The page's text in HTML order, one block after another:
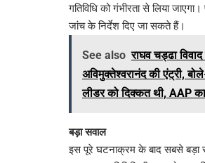
गतिविधि को गंभीरता से लिया
जांच के निर्देश दिए जा सकते हैं।
See also राघव चड्ढा
अविमुक्तेश्वरानंद की एंट्री,
लीडर को दिक्कत थी, AAP
बड़ा सवाल
इस पूरे घटनाक्रम के बाद सबसे बड़ा